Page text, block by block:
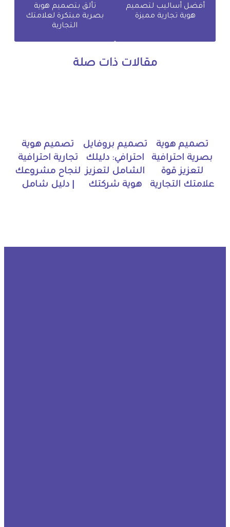
أفضل أساليب لتصميم
هوية تجارية مميزة
تألق بتصميم هوية
بصرية مبتكرة لعلامتك
التجارية
مقالات ذات صلة
تصميم هوية
بصرية احترافية
لتعزيز قوة
علامتك التجارية
تصميم بروفايل
احترافي: دليلك
الشامل لتعزيز
هوية شركتك
تصميم هوية
تجارية احترافية
لنجاح مشروعك
| دليل شامل